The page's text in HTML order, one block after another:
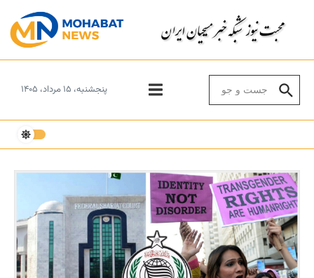
پنجشنبه، ۱۵ مرداد، ۱۴۰۵